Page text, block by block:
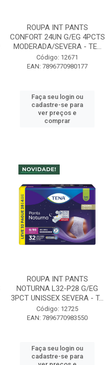
ROUPA INT PANTS
CONFORT 24UN G/EG 4PCTS
MODERADA/SEVERA - TE...
Código: 12671
EAN: 7896770980177
Faça seu login ou
cadastre-se para
ver preços e
comprar
ROUPA INT PANTS
NOTURNA L32-P28 G/EG
3PCT UNISSEX SEVERA - T...
Código: 12725
EAN: 7896770983550
Faça seu login ou
cadastre-se para